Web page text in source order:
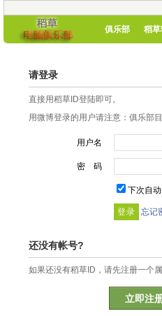
俱乐部 稻
请登录
直接用稻草ID登陆即可。
用微博登录的用户请注意：俱乐部
用户名
密 码
下次自
忘记
还没有帐号?
如果还没有稻草ID，请先注册一个
立即注